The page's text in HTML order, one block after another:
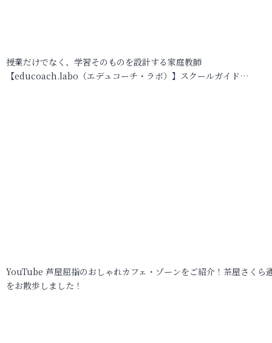
授業だけでなく、学習そのものを設計する家庭教師
【educoach.labo（エデュコーチ・ラボ）】スクールガイド…
YouTube 芦屋屈指のおしゃれカフェ・ゾーンをご紹介！茶屋さくら
をお散歩しました！